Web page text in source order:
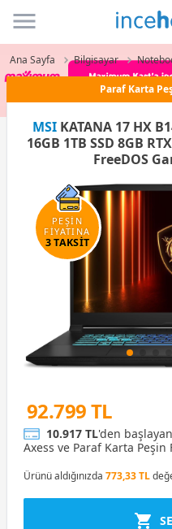
Ana Sayfa Bilgisayar
Paraf Karta
MSIKATANA 17 HX
16GB 1TB SSD 8GB
FreeDOS
PEŞİN
FİYATINA
3 TAKSİT
92.799 TL
10.917 TL'den
Axess ve Paraf Karta Peşin
Ürünü aldığınızda 773,33 TL